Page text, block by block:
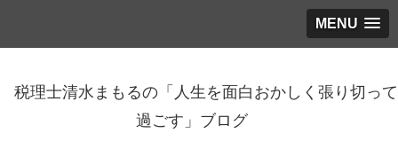
MENU
税理士清水まもるの「人生を面白おかしく張り切って
過ごす」ブログ